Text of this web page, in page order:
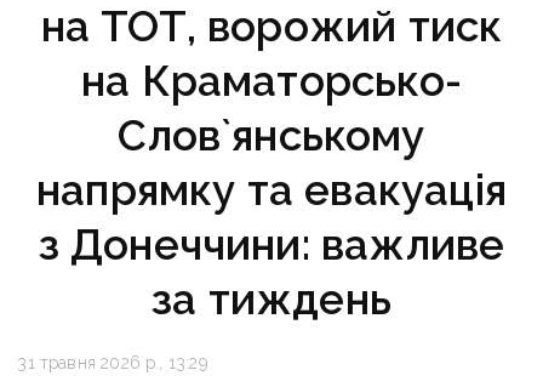
на ТОТ, ворожий тиск
на Краматорсько-
Слов`янському
напрямку та евакуація
з Донеччини: важливе
за тиждень
31 травня 2026 р., 13:29